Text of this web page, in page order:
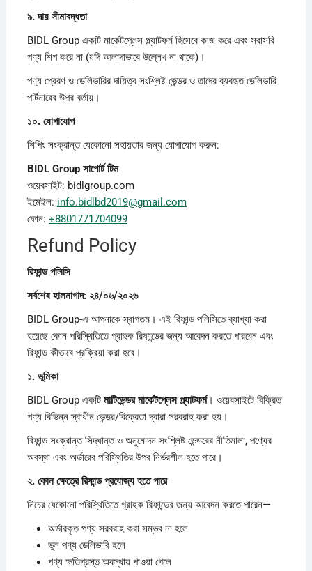
৯.দায়সীমাবদ্ধতা
BIDL Group একটি মার্কেটপ্লেস প্ল্যাটফর্ম হিসেবে কাজ করে এবং সরাসরি
পণ্য শিপ করে না (যদি আলাদাভাবে উল্লেখ না থাকে)।
পণ্য প্রেরণ ও ডেলিভারির দায়িত্ব সংশ্লিষ্ট ভেন্ডর ও তাদের ব্যবহৃত ডেলিভারি
পার্টনারের উপর বর্তায়।
১০. যোগাযোগ
শিপিং সংক্রান্ত যেকোনো সহায়তার জন্য যোগাযোগ করুন:
BIDL Group সাপোর্টটিম
ওয়েবসাইট: bidlgroup.com
ইমেইল: info.bidlbd2019@gmail.com
ফোন: +8801771704099
Refund Policy
রিফান্ডপলিসি
সর্বশেষহালনাগাদ: ২৪/০৬/২০২৬
BIDL Group-এ আপনাকে স্বাগতম। এই রিফান্ড পলিসিতে ব্যাখ্যা করা
হয়েছে কোন পরিস্থিতিতে গ্রাহক রিফান্ডের জন্য আবেদন করতে পারবেন এবং
রিফান্ড কীভাবে প্রক্রিয়া করা হবে।
১. ভূমিকা
BIDL Group একটি মাল্টিভেন্ডরমার্কেটপ্লেসপ্ল্যাটফর্ম। ওয়েবসাইটে বিক্রিত
পণ্য বিভিন্ন স্বাধীন ভেন্ডর/বিক্রেতা দ্বারা সরবরাহ করা হয়।
রিফান্ড সংক্রান্ত সিদ্ধান্ত ও অনুমোদন সংশ্লিষ্ট ভেন্ডরের নীতিমালা, পণ্যের
অবস্থা এবং অর্ডারের পরিস্থিতির উপর নির্ভরশীল হতে পারে।
২. কোনক্ষেত্রেরিফান্ডপ্রযোজ্যহতেপারে
নিচের যেকোনো পরিস্থিতিতে গ্রাহক রিফান্ডের জন্য আবেদন করতে পারেন—
অর্ডারকৃত পণ্য সরবরাহ করা সম্ভব না হলে
ভুল পণ্য ডেলিভারি হলে
পণ্য ক্ষতিগ্রস্ত অবস্থায় পাওয়া গেলে